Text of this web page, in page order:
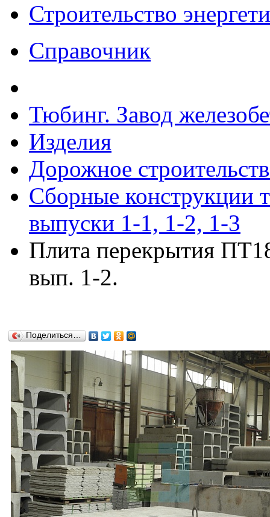
Строительство
Справочник
Тюбинг. Завод
Изделия
Дорожное
Сборные конструкции
выпуски 1-1, 1-2, 1-3
Плита перекрытия
вып. 1-2.
Поделиться…